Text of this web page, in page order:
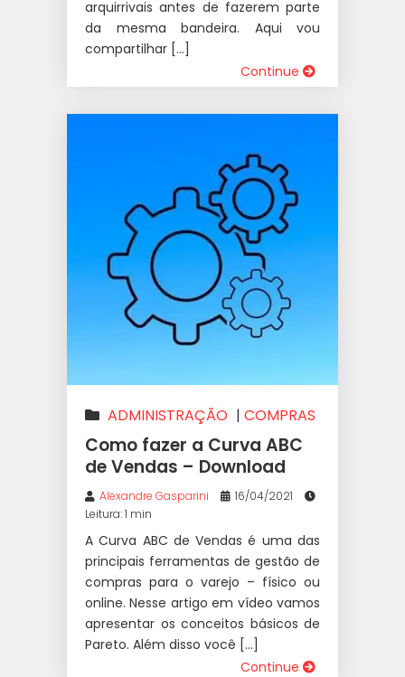
arquirrivais antes de fazerem parte
da mesma bandeira. Aqui vou
compartilhar […]
Continue
ADMINISTRAÇÃO | COMPRAS
|VAREJO
Como fazer a Curva ABC
de Vendas – Download
Alexandre Gasparini
16/04/2021
Leitura: 1 min
A Curva ABC de Vendas é uma das
principais ferramentas de gestão de
compras para o varejo – físico ou
online. Nesse artigo em vídeo vamos
apresentar os conceitos básicos de
Pareto. Além disso você […]
Continue